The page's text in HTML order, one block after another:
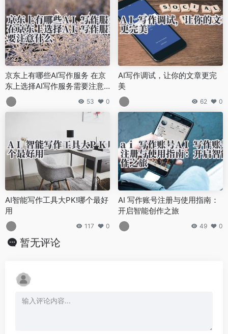
京东上有哪些AI写作服务 在京
东上选择AI写作服务需要注意
什么
53 0
AI写作调试，让你的文章更完
美
62 0
AI智能写作工具大PK!哪个最好
用
117 0
AI 写作账号注册与使用指南：
开启智能创作之旅
49 0
暂无评论